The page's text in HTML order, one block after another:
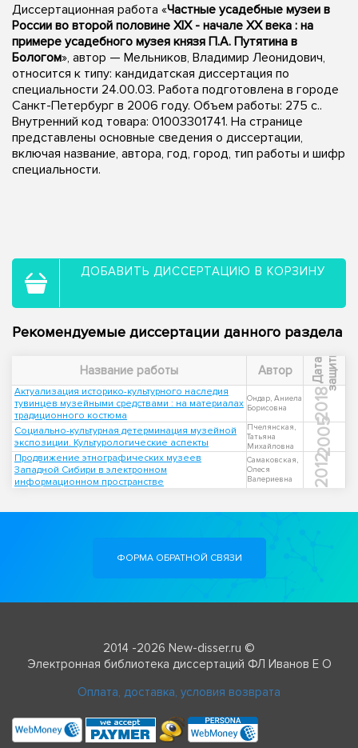
Диссертационная работа «Частные усадебные музеи в
России во второй половине XIX - начале XX века : на
примере усадебного музея князя П.А. Путятина в
Бологом», автор — Мельников, Владимир Леонидович,
относится к типу: кандидатская диссертация по
специальности 24.00.03. Работа подготовлена в городе
Санкт-Петербург в 2006 году. Объем работы: 275 с..
Внутренний код товара: 01003301741. На странице
представлены основные сведения о диссертации,
включая название, автора, год, город, тип работы и шифр
специальности.
ДОБАВИТЬ ДИССЕРТАЦИЮ В КОРЗИНУ
Рекомендуемые диссертации данного раздела
Название работы Автор Д
а
т
а
з
а
щ
и
т ы
Актуализация историко-культурного наследия
тувинцев музейными средствами : на материалах
традиционного костюма
Ондар, Аниела
Борисовна
2018
Социально-культурная детерминация музейной
экспозиции. Культурологические аспекты
Пчелянская,
Татьяна
Михайловна
2005
Продвижение этнографических музеев
Западной Сибири в электронном
информационном пространстве
Самаковская,
Олеся
Валериевна
2012
ФОРМА ОБРАТНОЙ СВЯЗИ
2014 -2026 New-disser.ru ©
Электронная библиотека диссертаций ФЛ Иванов Е О
Оплата, доставка, условия возврата